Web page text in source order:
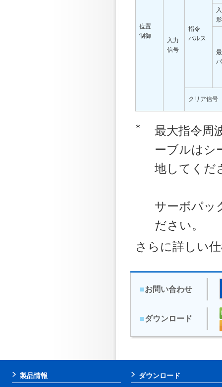
位置
制御
入力
信号
指令
パルス
クリア信号
∗
最大指令周
ーブルはシ
地してくだ
サーボパッ
ださい。
さらに詳しい
■お問い合わせ
■ダウンロード
製品情報 ダウンロード